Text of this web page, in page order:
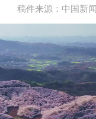
稿件来源：中国新